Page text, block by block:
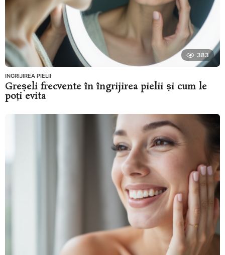
383
INGRIJIREA PIELII
Greșeli frecvente în îngrijirea pielii și cum le
poți evita